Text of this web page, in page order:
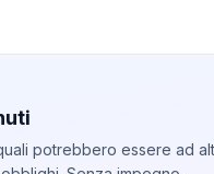
potrebbero essere ad